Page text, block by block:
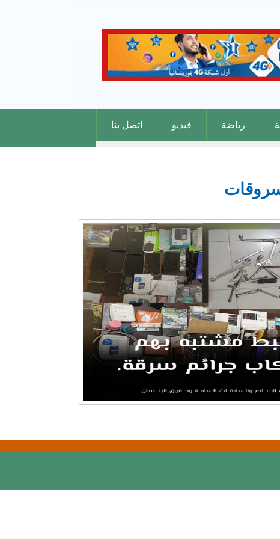
رياضة فيديو اتصل بنا